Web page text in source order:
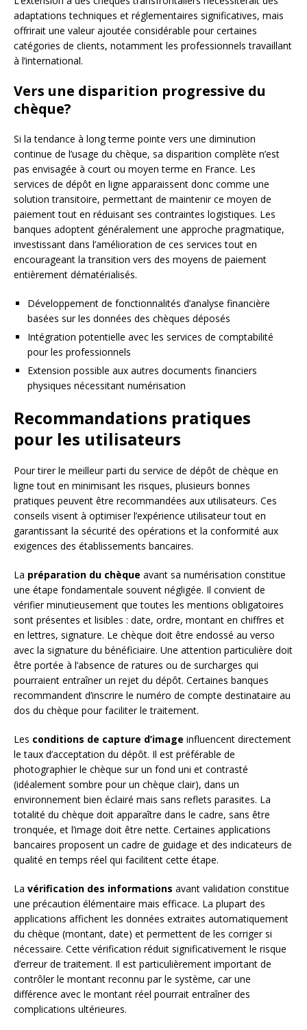
adaptations techniques et réglementaires significatives, mais
offrirait une valeur ajoutée considérable pour certaines
catégories de clients, notamment les professionnels travaillant
à l’international.
Vers une disparition progressive du
chèque?
Si la tendance à long terme pointe vers une diminution
continue de l’usage du chèque, sa disparition complète n’est
pas envisagée à court ou moyen terme en France. Les
services de dépôt en ligne apparaissent donc comme une
solution transitoire, permettant de maintenir ce moyen de
paiement tout en réduisant ses contraintes logistiques. Les
banques adoptent généralement une approche pragmatique,
investissant dans l’amélioration de ces services tout en
encourageant la transition vers des moyens de paiement
entièrement dématérialisés.
Développement de fonctionnalités d’analyse financière
basées sur les données des chèques déposés
Intégration potentielle avec les services de comptabilité
pour les professionnels
Extension possible aux autres documents financiers
physiques nécessitant numérisation
Recommandations pratiques
pour les utilisateurs
Pour tirer le meilleur parti du service de dépôt de chèque en
ligne tout en minimisant les risques, plusieurs bonnes
pratiques peuvent être recommandées aux utilisateurs. Ces
conseils visent à optimiser l’expérience utilisateur tout en
garantissant la sécurité des opérations et la conformité aux
exigences des établissements bancaires.
La préparation du chèque avant sa numérisation constitue
une étape fondamentale souvent négligée. Il convient de
vérifier minutieusement que toutes les mentions obligatoires
sont présentes et lisibles : date, ordre, montant en chiffres et
en lettres, signature. Le chèque doit être endossé au verso
avec la signature du bénéficiaire. Une attention particulière doit
être portée à l’absence de ratures ou de surcharges qui
pourraient entraîner un rejet du dépôt. Certaines banques
recommandent d’inscrire le numéro de compte destinataire au
dos du chèque pour faciliter le traitement.
Les conditions de capture d’image influencent directement
le taux d’acceptation du dépôt. Il est préférable de
photographier le chèque sur un fond uni et contrasté
(idéalement sombre pour un chèque clair), dans un
environnement bien éclairé mais sans reflets parasites. La
totalité du chèque doit apparaître dans le cadre, sans être
tronquée, et l’image doit être nette. Certaines applications
bancaires proposent un cadre de guidage et des indicateurs de
qualité en temps réel qui facilitent cette étape.
La vérification des informations avant validation constitue
une précaution élémentaire mais efficace. La plupart des
applications affichent les données extraites automatiquement
du chèque (montant, date) et permettent de les corriger si
nécessaire. Cette vérification réduit significativement le risque
d’erreur de traitement. Il est particulièrement important de
contrôler le montant reconnu par le système, car une
différence avec le montant réel pourrait entraîner des
complications ultérieures.